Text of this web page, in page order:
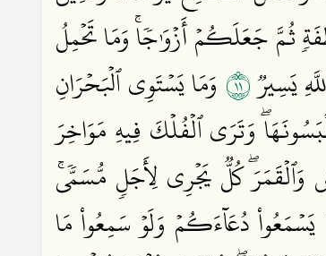
ثُمَّ جَعَلَكُمۡ أَزۡوَٰجٗاۚ وَمَا تَحۡمِلُ
يَسِيرٞ١١ وَمَا يَسۡتَوِي ٱلۡبَحۡرَانِ
وَتَرَى ٱلۡفُلۡكَ فِيهِ مَوَاخِرَ
وَٱلۡقَمَرَۖ كُلّٞ يَجۡرِي لِأَجَلٖ مُّسَمّٗىۚ
دُعَآءَكُمۡ وَلَوۡ سَمِعُواْ مَا